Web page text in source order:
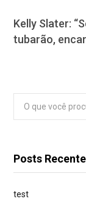
Kelly Slater:
tubarão,
Pesquisar
por:
Posts
test